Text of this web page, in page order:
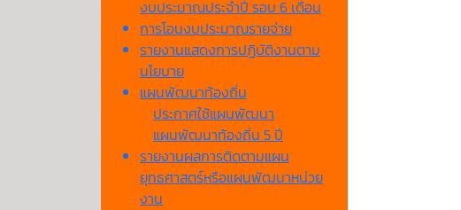
งบประมาณประจำปี รอบ 6 เดือน
การโอนงบประมาณรายจ่าย
รายงานแสดงการปฏิบัติงานตาม
นโยบาย
แผนพัฒนาท้องถิ่น
ประกาศใช้แผนพัฒนา
แผนพัฒนาท้องถิ่น 5 ปี
รายงานผลการติดตามแผน
ยุทธศาสตร์หรือแผนพัฒนาหน่วย
งาน